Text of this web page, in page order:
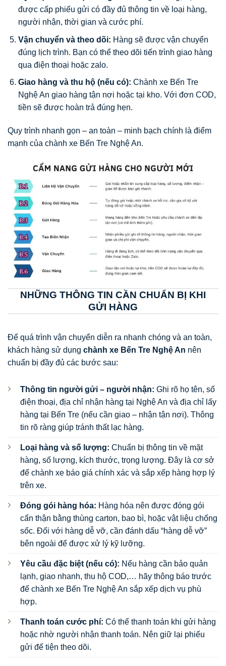
được cấp phiếu gửi có đầy đủ thông tin về loại hàng,
người nhận, thời gian và cước phí.
Vận chuyển và theo dõi: Hàng sẽ được vận chuyển
đúng lịch trình. Bạn có thể theo dõi tiến trình giao hàng
qua điện thoại hoặc zalo.
Giao hàng và thu hộ (nếu có): Chành xe Bến Tre
Nghệ An giao hàng tận nơi hoặc tại kho. Với đơn COD,
tiền sẽ được hoàn trả đúng hẹn.
Quy trình nhanh gọn – an toàn – minh bạch chính là điểm
mạnh của chành xe Bến Tre Nghệ An.
NHỮNG THÔNG TIN CẦN CHUẨN BỊ KHI
GỬI HÀNG
Để quá trình vận chuyển diễn ra nhanh chóng và an toàn,
khách hàng sử dụng chành xe Bến Tre Nghệ An nên
chuẩn bị đầy đủ các bước sau:
Thông tin người gửi – người nhận: Ghi rõ họ tên, số
điện thoại, địa chỉ nhận hàng tại Nghệ An và địa chỉ lấy
hàng tại Bến Tre (nếu cần giao – nhận tận nơi). Thông
tin rõ ràng giúp tránh thất lạc hàng.
Loại hàng và số lượng: Chuẩn bị thông tin về mặt
hàng, số lượng, kích thước, trọng lượng. Đây là cơ sở
để chành xe báo giá chính xác và sắp xếp hàng hợp lý
trên xe.
Đóng gói hàng hóa: Hàng hóa nên được đóng gói
cẩn thận bằng thùng carton, bao bì, hoặc vật liệu chống
sốc. Đối với hàng dễ vỡ, cần đánh dấu “hàng dễ vỡ”
bên ngoài để được xử lý kỹ lưỡng.
Yêu cầu đặc biệt (nếu có): Nếu hàng cần bảo quản
lạnh, giao nhanh, thu hộ COD,… hãy thông báo trước
để chành xe Bến Tre Nghệ An sắp xếp dịch vụ phù
hợp.
Thanh toán cước phí: Có thể thanh toán khi gửi hàng
hoặc nhờ người nhận thanh toán. Nên giữ lại phiếu
gửi để tiện theo dõi.